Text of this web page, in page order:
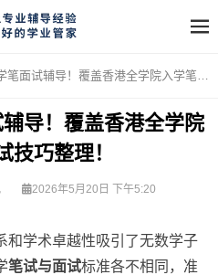
试辅导！覆盖香港全学院入学笔面试技巧整理！
导！覆盖香港全学院
技巧整理！
2026年5月20日 下午5:20
和学术卓越性吸引了无数学子
笔试与面试标准各不相同，准